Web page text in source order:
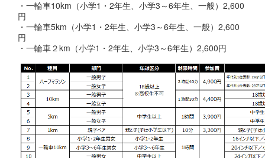
・一輪車10km（小学1・2年生、小学3～6年生、一般）2,600
円
・一輪車5km（小学1・2年生、小学3～6年生、一般）2,600
円
・一輪車２km（小学1・2年生、小学3～6年生）2,600円